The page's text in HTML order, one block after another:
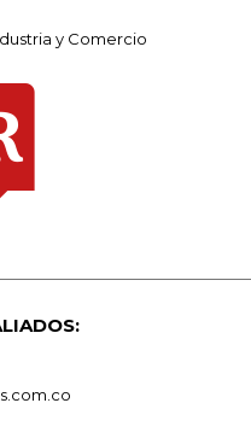
y Comercio